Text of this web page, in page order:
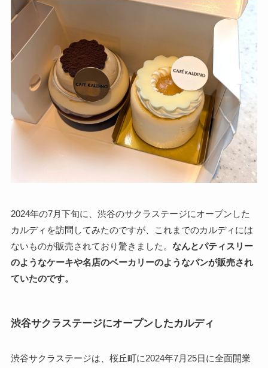
2024年の7月下旬に、渋谷のサクラステージにオープンした
カルディを訪問してみたのですが、これまでのカルディには
ないものが販売されており驚きました。 なんとパティスリー
のようなケーキや名店のベーカリーのようなパンが販売され
ていたのです。
渋谷サクラステージにオープンしたカルディ
渋谷サクラステージは、桜丘町に2024年7月25日に全面開業